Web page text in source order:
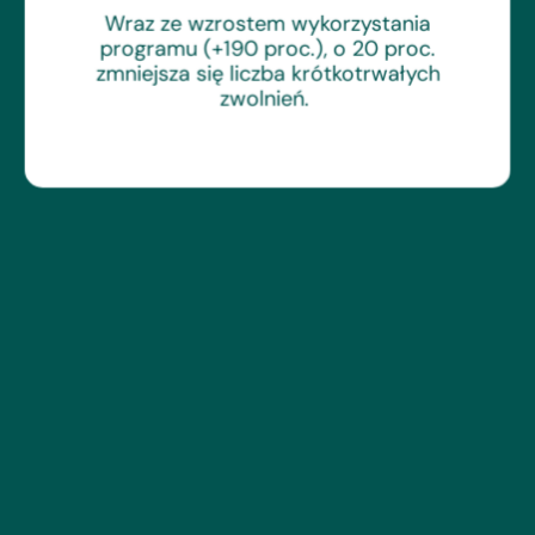
Wraz ze wzrostem wykorzystania
programu (+190 proc.), o 20 proc.
zmniejsza się liczba krótkotrwałych
zwolnień.